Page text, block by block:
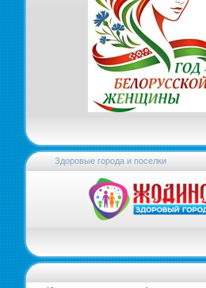
Здоровые города и поселки